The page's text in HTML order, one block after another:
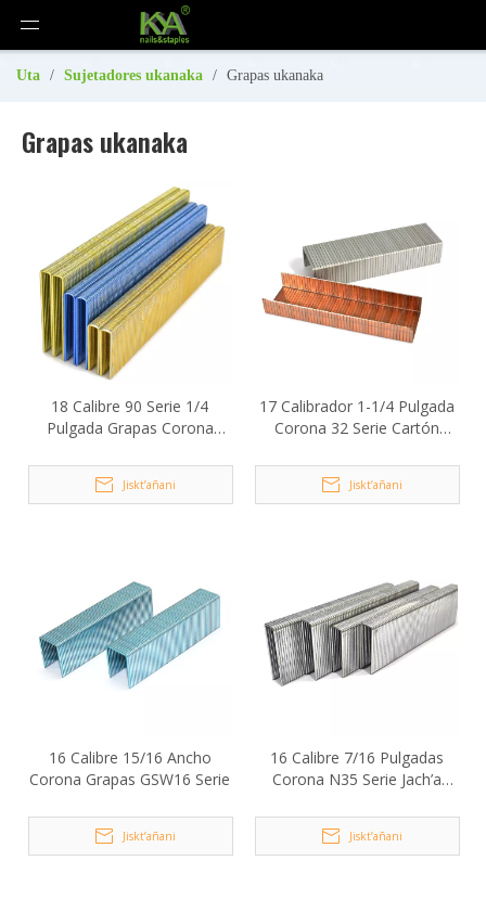
Uta / Sujetadores ukanaka / Grapas ukanaka
Grapas ukanaka
18 Calibre 90 Serie 1/4
Pulgada Grapas Corona
Jiskt’añani
17 Calibrador 1-1/4 Pulgada
Corona 32 Serie Cartón
Jiskt’añani
16 Calibre 15/16 Ancho
Corona Grapas GSW16 Serie
Jiskt’añani
16 Calibre 7/16 Pulgadas
Corona N35 Serie Jach’a
Jiskt’añani